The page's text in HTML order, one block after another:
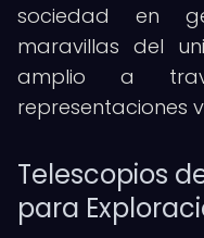
sociedad en
maravillas del
amplio a
representaciones
Telescopios
para